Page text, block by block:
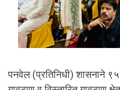
पनवेल (प्रतिनिधी) शासनाने